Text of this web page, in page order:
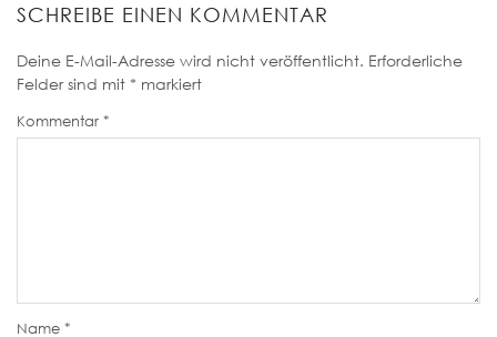
SCHREIBE EINEN KOMMENTAR
Deine E-Mail-Adresse wird nicht veröffentlicht. Erforderliche
Felder sind mit * markiert
Kommentar *
Name *